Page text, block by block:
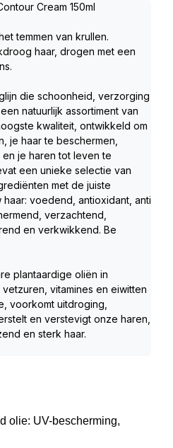
Cream 150ml
temmen van krullen.
haar, drogen met een
die schoonheid, verzorging
natuurlijk assortiment van
kwaliteit, ontwikkeld om
je haar te beschermen,
je haren tot leven te
een unieke selectie van
met de juiste
voedend, antioxidant, anti
verzachtend,
en verkwikkend. Be
plantaardige oliën in
vitamines en eiwitten
voorkomt uitdroging,
en verstevigt onze haren,
en sterk haar.
olie: UV-bescherming,